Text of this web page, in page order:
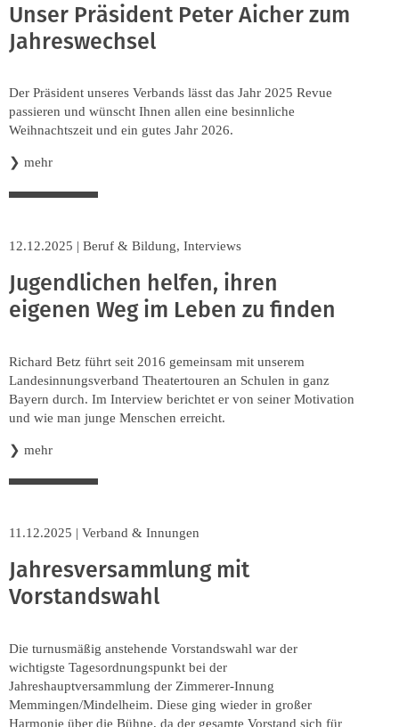
Unser Präsident Peter Aicher zum
Jahreswechsel
Der Präsident unseres Verbands lässt das Jahr 2025 Revue
passieren und wünscht Ihnen allen eine besinnliche
Weihnachtszeit und ein gutes Jahr 2026.
❯ mehr
12.12.2025 | Beruf & Bildung, Interviews
Jugendlichen helfen, ihren
eigenen Weg im Leben zu finden
Richard Betz führt seit 2016 gemeinsam mit unserem
Landesinnungsverband Theatertouren an Schulen in ganz
Bayern durch. Im Interview berichtet er von seiner Motivation
und wie man junge Menschen erreicht.
❯ mehr
11.12.2025 | Verband & Innungen
Jahresversammlung mit
Vorstandswahl
Die turnusmäßig anstehende Vorstandswahl war der
wichtigste Tagesordnungspunkt bei der
Jahreshauptversammlung der Zimmerer-Innung
Memmingen/Mindelheim. Diese ging wieder in großer
Harmonie über die Bühne, da der gesamte Vorstand sich für